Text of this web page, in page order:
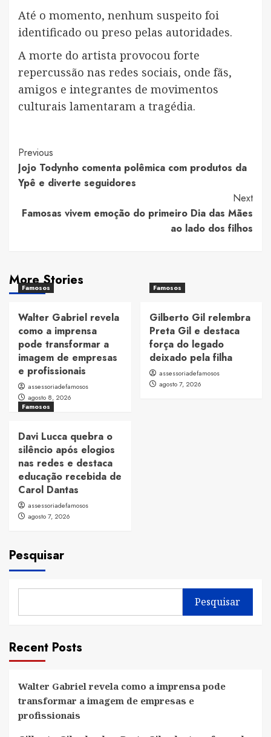
Até o momento, nenhum suspeito foi
identificado ou preso pelas autoridades.
A morte do artista provocou forte
repercussão nas redes sociais, onde fãs,
amigos e integrantes de movimentos
culturais lamentaram a tragédia.
Post
Navigation
Previous
Jojo Todynho comenta polêmica com produtos da
Ypê e diverte seguidores
Next
Famosas vivem emoção do primeiro Dia das Mães
ao lado dos filhos
More Stories
Famosos
Walter Gabriel revela
como a imprensa
pode transformar a
imagem de empresas
e profissionais
assessoriadefamosos
agosto 8, 2026
Famosos
Gilberto Gil relembra
Preta Gil e destaca
força do legado
deixado pela filha
assessoriadefamosos
agosto 7, 2026
Famosos
Davi Lucca quebra o
silêncio após elogios
nas redes e destaca
educação recebida de
Carol Dantas
assessoriadefamosos
agosto 7, 2026
Pesquisar
Pesquisar
Recent Posts
Walter Gabriel revela como a imprensa pode
transformar a imagem de empresas e
profissionais